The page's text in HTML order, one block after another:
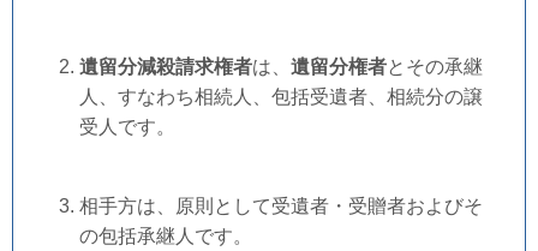
遺留分減殺請求権者は、 遺留分権者とその承継
人、すなわち相続人、包括受遺者、相続分の譲
受人です。
相手方は、原則として受遺者・受贈者およびそ
の包括承継人です。